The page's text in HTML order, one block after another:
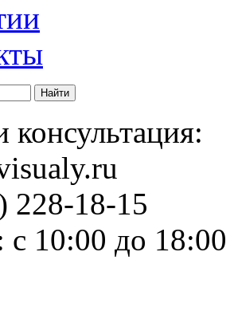
консультация:
228-18-15
с 10:00 до 18:00